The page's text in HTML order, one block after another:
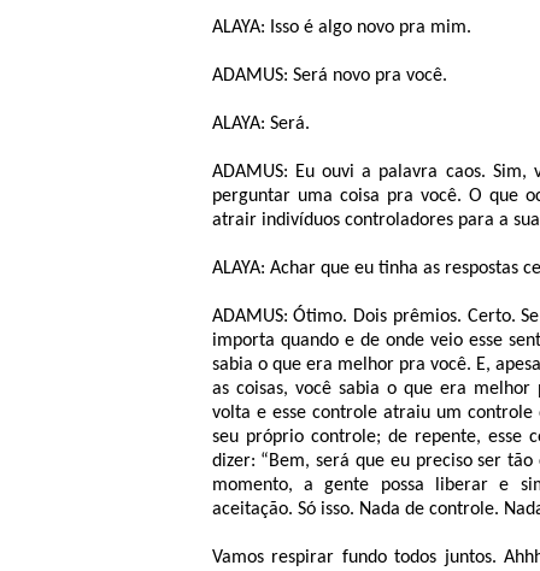
ALAYA: Isso é algo novo pra mim.
ADAMUS: Será novo pra você.
ALAYA: Será.
ADAMUS: Eu ouvi a palavra caos.
perguntar uma coisa pra você. O que
atrair indivíduos controladores para a
ALAYA: Achar que eu tinha as respostas
ADAMUS: Ótimo. Dois prêmios. Certo.
importa quando e de onde veio esse
sabia o que era melhor pra você. E,
as coisas, você sabia o que era
volta e esse controle atraiu um
seu próprio controle; de repente, esse
dizer: “Bem, será que eu preciso ser
momento, a gente possa liberar e
aceitação. Só isso. Nada de controle.
Vamos respirar fundo todos juntos.